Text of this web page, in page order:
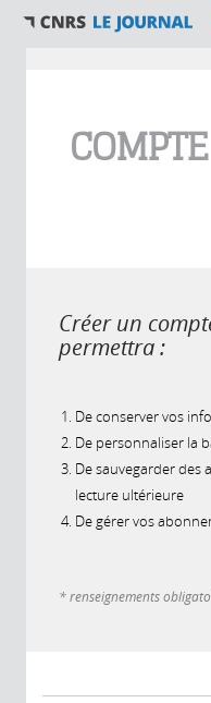
Créer un
permettra :
De conserver vos
De personnaliser la
De sauvegarder des
lecture ultérieure
De gérer vos
* renseignements